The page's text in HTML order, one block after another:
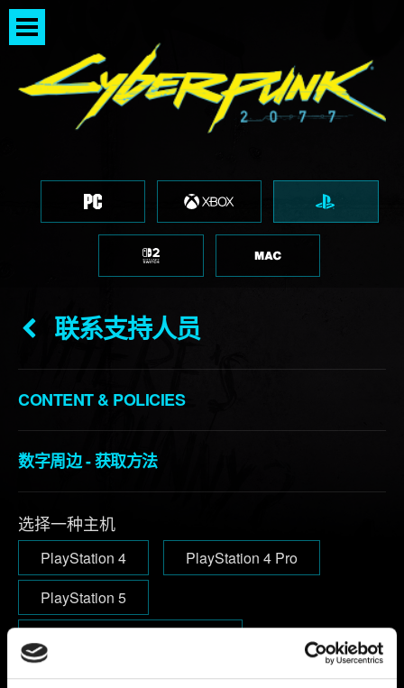
联系支持人员
CONTENT & POLICIES
数字周边 - 获取方法
选择一种主机
PlayStation 4
PlayStation 4 Pro
PlayStation 5
PlayStation 5 Pro